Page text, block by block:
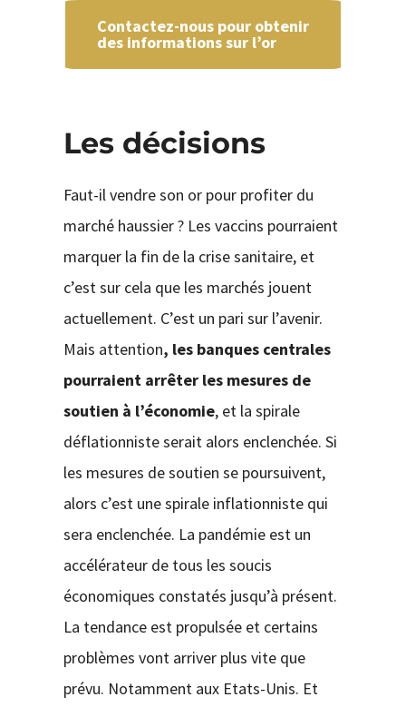
Contactez-nous pour obtenir
des informations sur l’or
Les décisions
Faut-il vendre son or pour profiter du
marché haussier ? Les vaccins pourraient
marquer la fin de la crise sanitaire, et
c’est sur cela que les marchés jouent
actuellement. C’est un pari sur l’avenir.
Mais attention, les banques centrales
pourraient arrêter les mesures de
soutien à l’économie, et la spirale
déflationniste serait alors enclenchée. Si
les mesures de soutien se poursuivent,
alors c’est une spirale inflationniste qui
sera enclenchée. La pandémie est un
accélérateur de tous les soucis
économiques constatés jusqu’à présent.
La tendance est propulsée et certains
problèmes vont arriver plus vite que
prévu. Notamment aux Etats-Unis. Et